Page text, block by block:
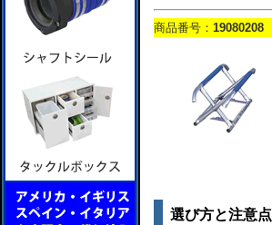
商品番号： 19080208
選び方と注意点